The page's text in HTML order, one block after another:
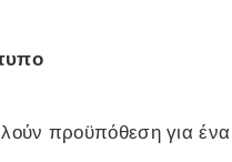
προϋπόθεση για